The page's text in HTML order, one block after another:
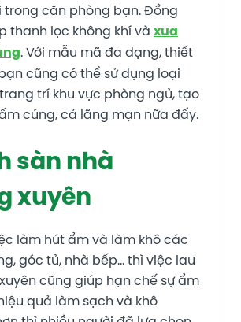
trong căn phòng bạn. Đồng
thanh lọc không khí và xua
. Với mẫu mã đa dạng, thiết
cũng có thể sử dụng loại
trí khu vực phòng ngủ, tạo
cúng, cả lãng mạn nữa đấy.
sàn nhà
xuyên
làm hút ẩm và làm khô các
góc tủ, nhà bếp… thì việc lau
cũng giúp hạn chế sự ẩm
quả làm sạch và khô